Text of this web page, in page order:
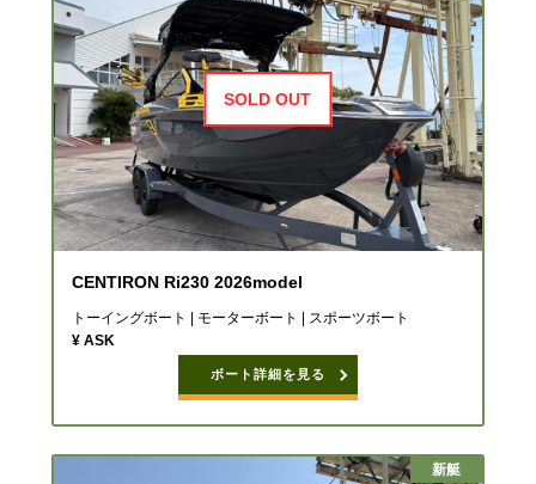
SOLD OUT
CENTIRON Ri230 2026model
トーイングボート | モーターボート | スポーツボート
¥ ASK
ボート詳細を見る
新艇